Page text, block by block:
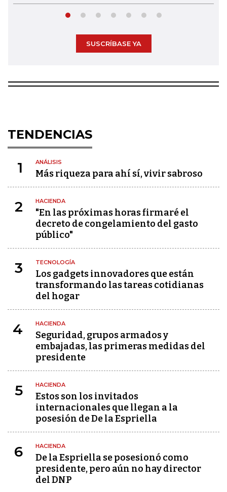
SUSCRÍBASE YA
TENDENCIAS
1 ANÁLISIS
Más riqueza para ahí sí, vivir sabroso
2 HACIENDA
"En las próximas horas firmaré el
decreto de congelamiento del gasto
público"
3 TECNOLOGÍA
Los gadgets innovadores que están
transformando las tareas cotidianas
del hogar
4 HACIENDA
Seguridad, grupos armados y
embajadas, las primeras medidas del
presidente
5 HACIENDA
Estos son los invitados
internacionales que llegan a la
posesión de De la Espriella
6 HACIENDA
De la Espriella se posesionó como
presidente, pero aún no hay director
del DNP